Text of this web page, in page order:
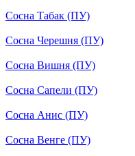
Сосна Табак (ПУ)
Сосна Черешня (ПУ)
Сосна Вишня (ПУ)
Сосна Сапели (ПУ)
Сосна Анис (ПУ)
Сосна Венге (ПУ)